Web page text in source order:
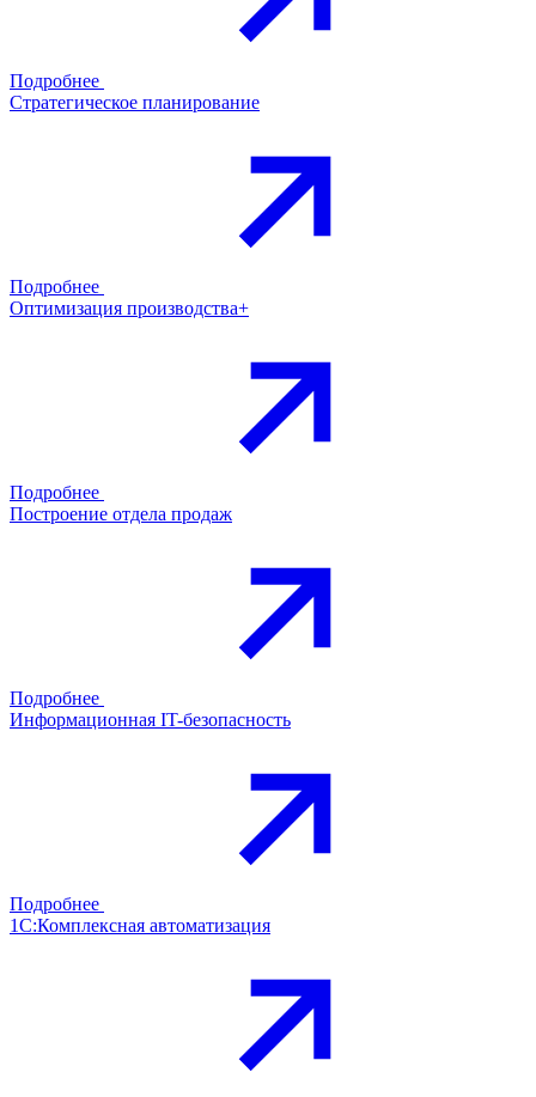
Подробнее
Стратегическое планирование
Подробнее
Оптимизация производства+
Подробнее
Построение отдела продаж
Подробнее
Информационная IT-безопасность
Подробнее
1С:Комплексная автоматизация